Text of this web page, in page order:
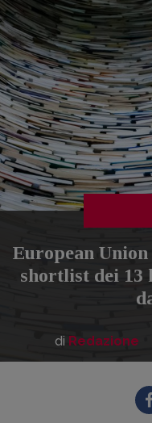
European
shortlist dei
di Redazione